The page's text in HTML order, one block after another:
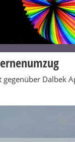
gegenüber Dalbek